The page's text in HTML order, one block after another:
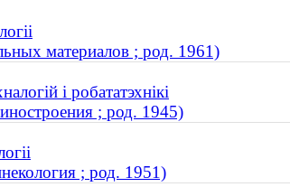
материалов ; род. 1961)
і робататэхнікі
; род. 1945)
; род. 1951)